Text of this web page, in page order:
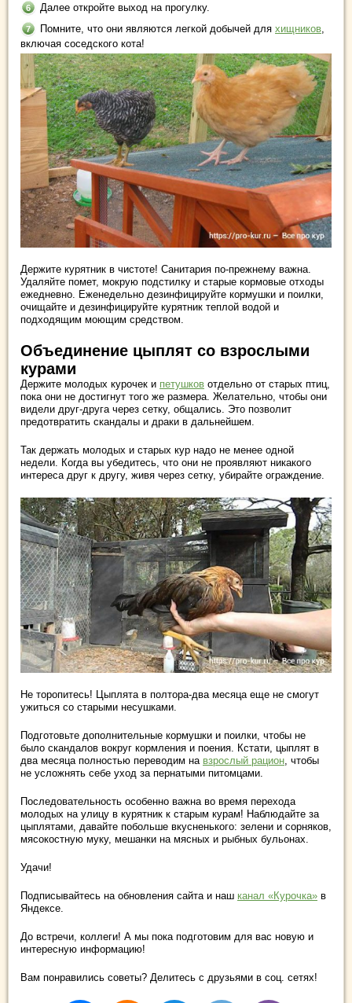
Далее откройте выход на прогулку.
Помните, что они являются легкой добычей для хищников
включая соседского кота!
Держите курятник в чистоте! Санитария по-прежнему важна.
Удаляйте помет, мокрую подстилку и старые кормовые отходы
ежедневно. Еженедельно дезинфицируйте кормушки и поилки,
очищайте и дезинфицируйте курятник теплой водой и
подходящим моющим средством.
Объединение цыплят со взрослыми
курами
Держите молодых курочек и петушков отдельно от старых птиц,
пока они не достигнут того же размера. Желательно, чтобы они
видели друг-друга через сетку, общались. Это позволит
предотвратить скандалы и драки в дальнейшем.
Так держать молодых и старых кур надо не менее одной
недели. Когда вы убедитесь, что они не проявляют никакого
интереса друг к другу, живя через сетку, убирайте ограждение.
Не торопитесь! Цыплята в полтора-два месяца еще не смогут
ужиться со старыми несушками.
Подготовьте дополнительные кормушки и поилки, чтобы не
было скандалов вокруг кормления и поения. Кстати, цыплят в
два месяца полностью переводим на взрослый рацион, чтобы
не усложнять себе уход за пернатыми питомцами.
Последовательность особенно важна во время перехода
молодых на улицу в курятник к старым курам! Наблюдайте за
цыплятами, давайте побольше вкусненького: зелени и сорняков,
мясокостную муку, мешанки на мясных и рыбных бульонах.
Удачи!
Подписывайтесь на обновления сайта и наш канал «Курочка» в
Яндексе.
До встречи, коллеги! А мы пока подготовим для вас новую и
интересную информацию!
Вам понравились советы? Делитесь с друзьями в соц. сетях!